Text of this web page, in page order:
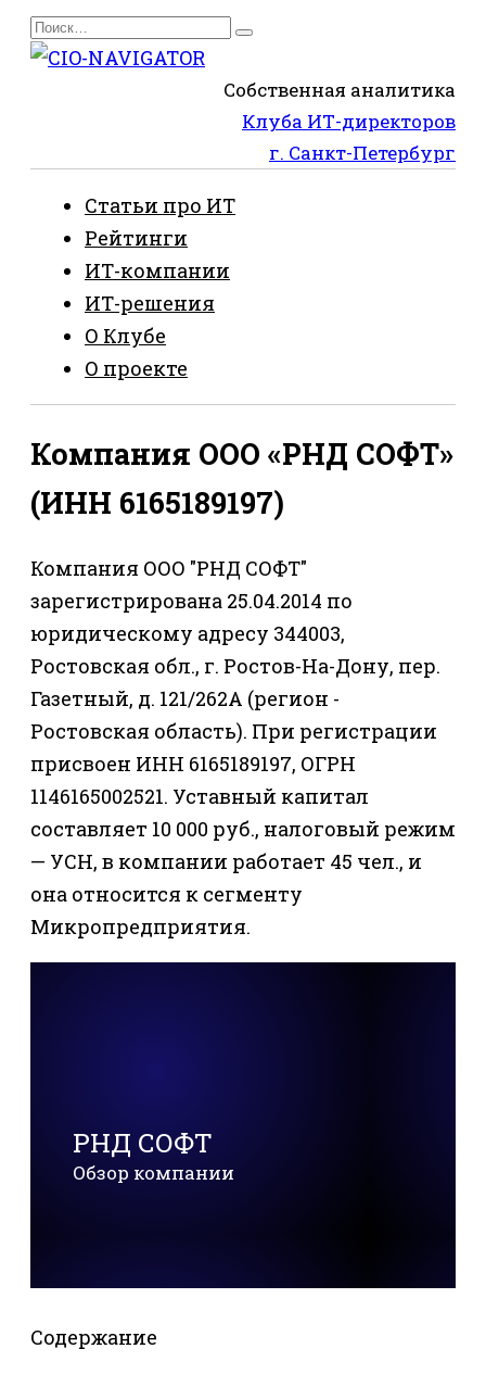
Перейти
к
Search
for:
Собственная аналитика
Клуба ИТ-директоров
г. Санкт-Петербург
Статьи про ИТ
Рейтинги
ИТ-компании
ИТ-решения
О Клубе
О проекте
Компания ООО «РНД СОФТ»
(ИНН 6165189197)
Компания ООО "РНД СОФТ"
зарегистрирована 25.04.2014 по
юридическому адресу 344003,
Ростовская обл., г. Ростов-На-Дону, пер.
Газетный, д. 121/262А (регион -
Ростовская область). При регистрации
присвоен ИНН 6165189197, ОГРН
1146165002521. Уставный капитал
составляет 10 000 руб., налоговый режим
— УСН, в компании работает 45 чел., и
она относится к сегменту
Микропредприятия.
РНД СОФТ
Обзор компании
Содержание